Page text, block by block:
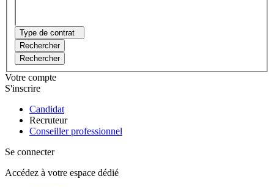
Type de contrat
Rechercher
Rechercher
Votre compte
S'inscrire
Candidat
Recruteur
Conseiller professionnel
Se connecter
Accédez à votre espace dédié